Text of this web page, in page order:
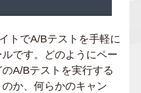
トでA/Bテストを手軽に
です。どのようにペー
A/Bテストを実行する
か、何らかのキャン